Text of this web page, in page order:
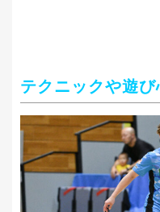
テクニックや遊